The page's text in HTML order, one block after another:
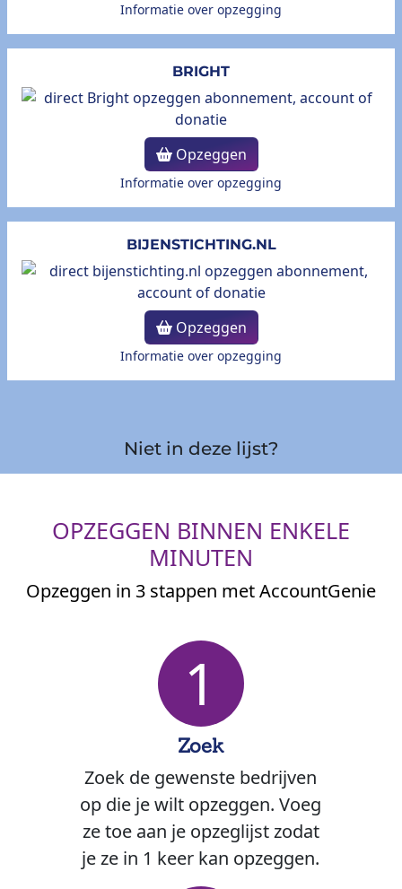
Informatie over opzegging
BRIGHT
Opzeggen
Informatie over opzegging
BIJENSTICHTING.NL
Opzeggen
Informatie over opzegging
Niet in deze lijst?
OPZEGGEN BINNEN ENKELE
MINUTEN
Opzeggen in 3 stappen met AccountGenie
1
Zoek
Zoek de gewenste bedrijven
op die je wilt opzeggen. Voeg
ze toe aan je opzeglijst zodat
je ze in 1 keer kan opzeggen.